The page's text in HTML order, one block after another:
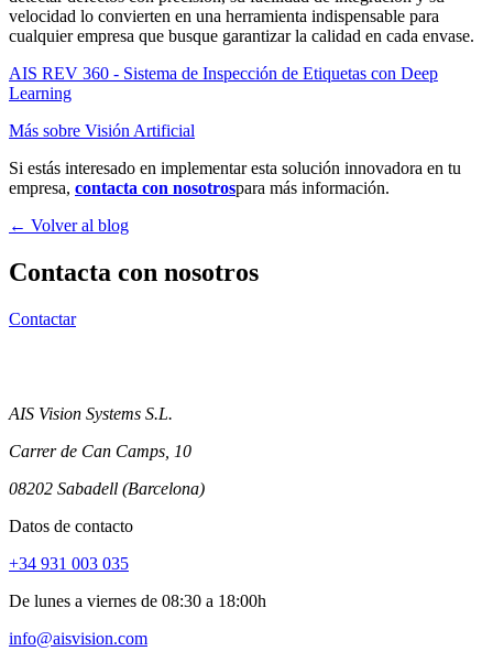
velocidad lo convierten en una herramienta indispensable para
cualquier empresa que busque garantizar la calidad en cada envase.
AIS REV 360 - Sistema de Inspección de Etiquetas con Deep
Learning
Más sobre Visión Artificial
Si estás interesado en implementar esta solución innovadora en tu
empresa, contacta con nosotrospara más información.
← Volver al blog
Contacta con nosotros
Contactar
AIS Vision Systems S.L.
Carrer de Can Camps, 10
08202 Sabadell (Barcelona)
Datos de contacto
+34 931 003 035
De lunes a viernes de 08:30 a 18:00h
info@aisvision.com